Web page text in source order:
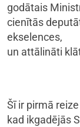
godātais
cienītās
ekselences,
un attālināti
Šī ir pirmā
kad ikgadējās